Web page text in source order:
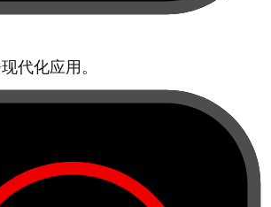
代化应用。